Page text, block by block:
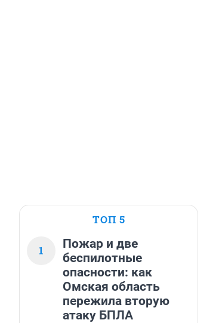
ТОП 5
1
Пожар и две
беспилотные
опасности: как
Омская область
пережила вторую
атаку БПЛА